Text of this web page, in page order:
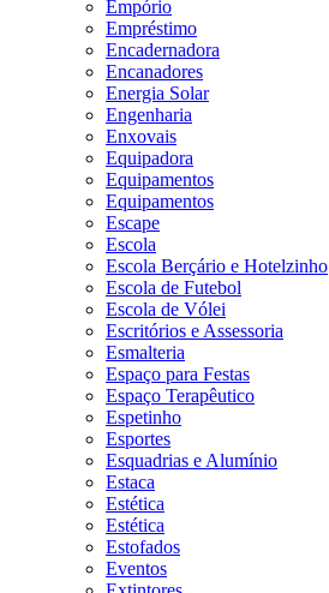
Empório
Empréstimo
Encadernadora
Encanadores
Energia Solar
Engenharia
Enxovais
Equipadora
Equipamentos
Equipamentos
Escape
Escola
Escola Berçário e Hotelzinho
Escola de Futebol
Escola de Vólei
Escritórios e Assessoria
Esmalteria
Espaço para Festas
Espaço Terapêutico
Espetinho
Esportes
Esquadrias e Alumínio
Estaca
Estética
Estética
Estofados
Eventos